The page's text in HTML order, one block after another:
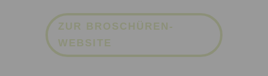
ZUR BROSCHÜREN-
WEBSITE